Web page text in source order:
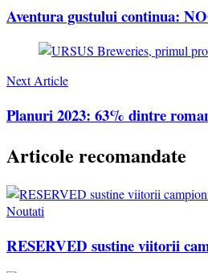
Aventura gustului continua:
Next Article
Planuri 2023: 63% dintre
Articole recomandate
Noutati
RESERVED sustine viitorii